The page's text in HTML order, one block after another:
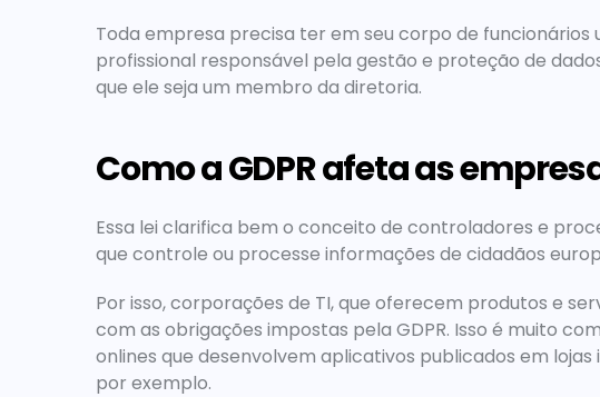
Toda empresa precisa ter em seu corpo de funcionários
profissional responsável pela gestão e proteção de
que ele seja um membro da diretoria.
Como a GDPR afeta as
Essa lei clarifica bem o conceito de controladores e
que controle ou processe informações de cidadãos
Por isso, corporações de TI, que oferecem produtos e
com as obrigações impostas pela GDPR. Isso é muito
onlines que desenvolvem aplicativos publicados em
por exemplo.